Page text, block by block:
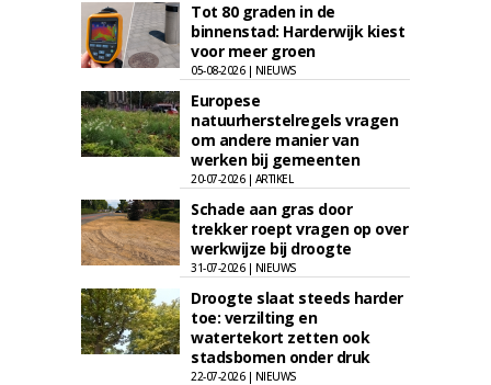
Tot 80 graden in de
binnenstad: Harderwijk kiest
voor meer groen
05-08-2026 | NIEUWS
Europese
natuurherstelregels vragen
om andere manier van
werken bij gemeenten
20-07-2026 | ARTIKEL
Schade aan gras door
trekker roept vragen op over
werkwijze bij droogte
31-07-2026 | NIEUWS
Droogte slaat steeds harder
toe: verzilting en
watertekort zetten ook
stadsbomen onder druk
22-07-2026 | NIEUWS